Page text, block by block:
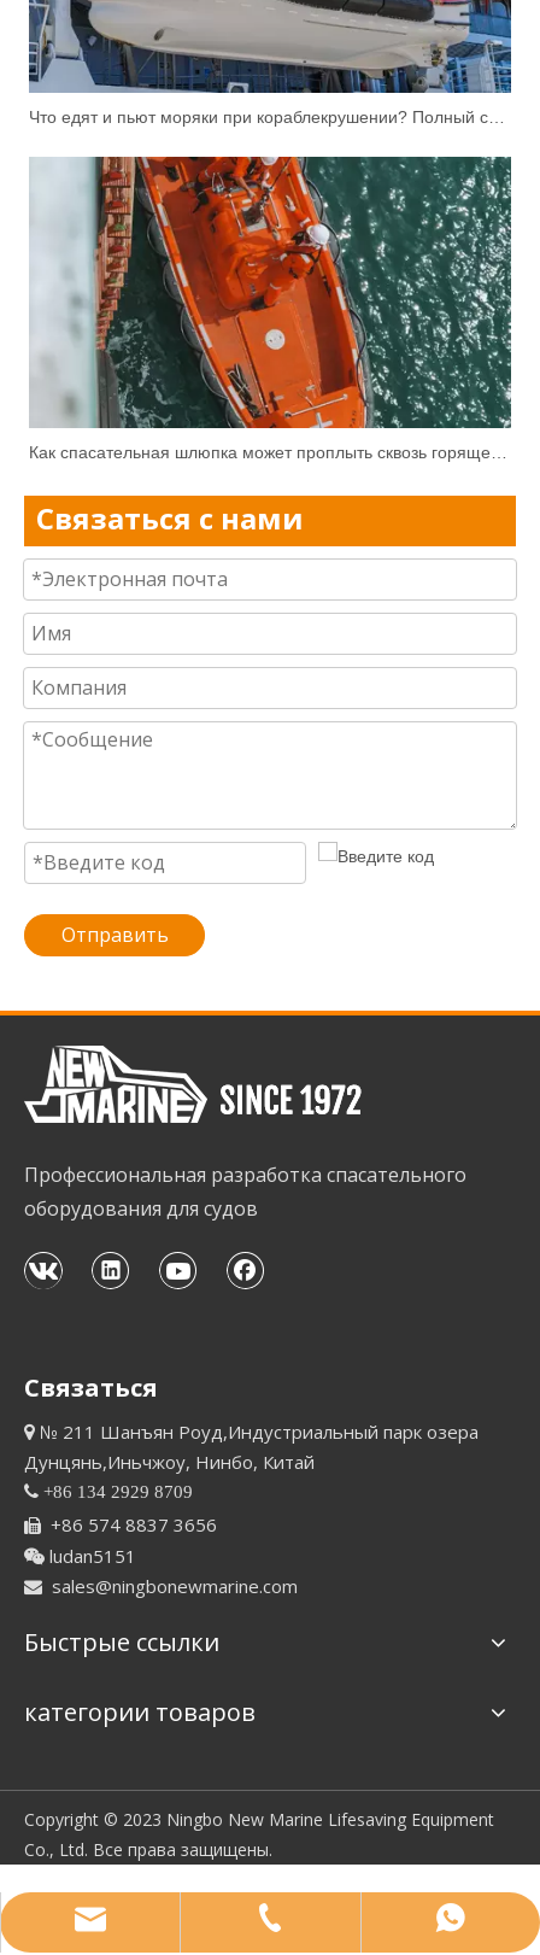
Связаться с нами
Отправить
Профессиональная разработка спасательного
оборудования для судов
Связаться
 № 211 Шанъян Роуд,Индустриальный парк озера
Дунцянь,Иньчжоу, Нинбо, Китай
 +86 134 2929 8709
 +86 574 8837 3656
 ludan5151
 sales@ningbonewmarine.com
Быстрые ссылки
категории товаров
Copyright © 2023 Ningbo New Marine Lifesaving Equipment
Co., Ltd. Все права защищены.
sales@ningbonewmarine.com
86 134 2929 8709
+86 13429298709